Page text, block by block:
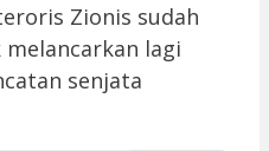
Zionis sudah
lagi
senjata